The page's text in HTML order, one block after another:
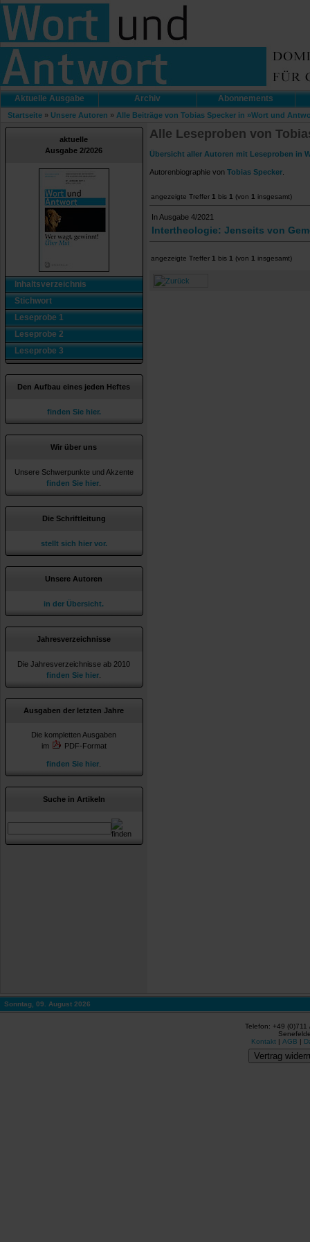
Aktuelle Ausgabe Archiv Abonnements
Startseite » Unsere Autoren » Alle Beiträge von Tobias Specker in »Wort und
aktuelle
Ausgabe 2/2026
Inhaltsverzeichnis
Stichwort
Leseprobe 1
Leseprobe 2
Leseprobe 3
Den Aufbau eines jeden Heftes
finden Sie hier.
Wir über uns
Unsere Schwerpunkte und Akzente
finden Sie hier
Die Schriftleitung
stellt sich hier vor.
Unsere Autoren
in der Übersicht.
Jahresverzeichnisse
Die Jahresverzeichnisse ab 2010
finden Sie hier
Ausgaben der letzten Jahre
Die kompletten Ausgaben
im
PDF-Format
finden Sie hier
Suche in Artikeln
Alle Leseproben von
Übersicht aller Autoren mit Leseproben in
Autorenbiographie von Tobias Specker
angezeigte Treffer 1 bis 1 (von 1 insgesamt)
In Ausgabe 4/2021
Intertheologie: Jenseits von
angezeigte Treffer 1 bis 1 (von 1 insgesamt)
Sonntag, 09. August 2026
Telefon: +49
Kontakt | AGB |
Vertrag